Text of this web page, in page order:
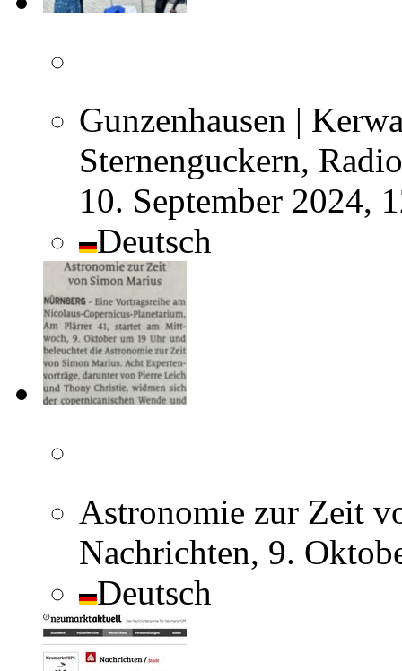
Gunzenhausen |
Sternenguckern,
10. September 2024,
Deutsch
Astronomie zur Zeit
Nachrichten, 9.
Deutsch